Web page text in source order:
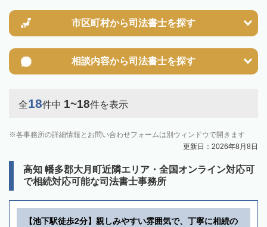
す。その他の相続手続きも任せることが可能です。
また、義務化に伴い、相続人申告登記制度が創設されました。遺産分割
の話し合いがまとまらず登記できない場合は、この制度の活用を検討し
市区町村から司法書士を探す
相談内容から司法書士を探す
全18件中 1~18件を表示
各事務所の詳細情報とお問い合わせフォームは別ウィンドウで開きます
更新日：2026年8月8日
高知 幡多郡大月町近隣エリア・全国オンライン対応可
で相続対応可能な司法書士事務所
【池下駅徒歩2分】親しみやすい雰囲気で、丁寧に相続の